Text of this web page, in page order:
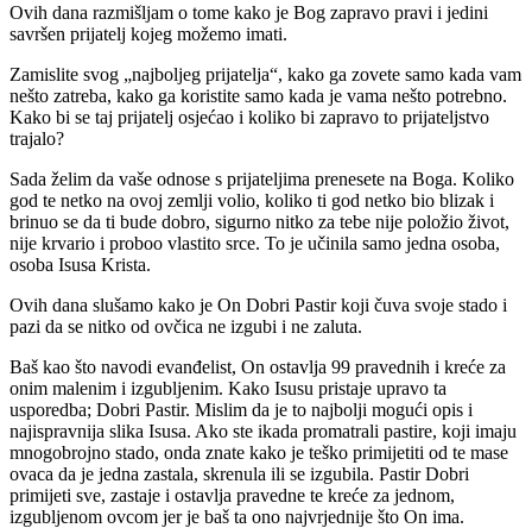
Ovih dana razmišljam o tome kako je Bog zapravo pravi i jedini
savršen prijatelj kojeg možemo imati.
Zamislite svog „najboljeg prijatelja“, kako ga zovete samo kada vam
nešto zatreba, kako ga koristite samo kada je vama nešto potrebno.
Kako bi se taj prijatelj osjećao i koliko bi zapravo to prijateljstvo
trajalo?
Sada želim da vaše odnose s prijateljima prenesete na Boga. Koliko
god te netko na ovoj zemlji volio, koliko ti god netko bio blizak i
brinuo se da ti bude dobro, sigurno nitko za tebe nije položio život,
nije krvario i proboo vlastito srce. To je učinila samo jedna osoba,
osoba Isusa Krista.
Ovih dana slušamo kako je On Dobri Pastir koji čuva svoje stado i
pazi da se nitko od ovčica ne izgubi i ne zaluta.
Baš kao što navodi evanđelist, On ostavlja 99 pravednih i kreće za
onim malenim i izgubljenim. Kako Isusu pristaje upravo ta
usporedba; Dobri Pastir. Mislim da je to najbolji mogući opis i
najispravnija slika Isusa. Ako ste ikada promatrali pastire, koji imaju
mnogobrojno stado, onda znate kako je teško primijetiti od te mase
ovaca da je jedna zastala, skrenula ili se izgubila. Pastir Dobri
primijeti sve, zastaje i ostavlja pravedne te kreće za jednom,
izgubljenom ovcom jer je baš ta ono najvrjednije što On ima.